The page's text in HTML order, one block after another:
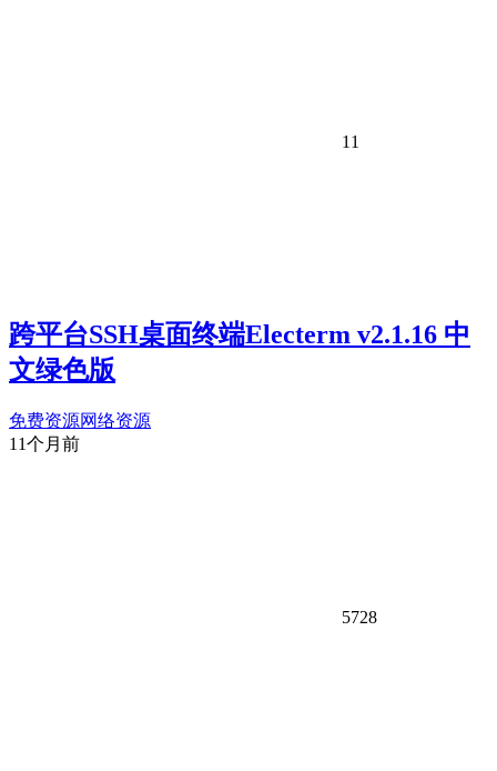
11
跨平台SSH桌面终端Electerm v2.1.16 中
文绿色版
免费资源网络资源
11个月前
5728